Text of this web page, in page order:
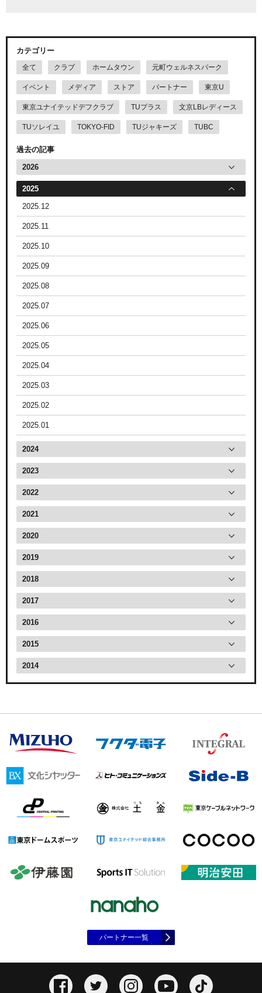
カテゴリー
全て クラブ ホームタウン 元町ウェルネスパーク
イベント メディア ストア パートナー 東京U
東京ユナイテッドデフクラブ TUプラス 文京LBレディース
TUソレイユ TOKYO-FID TUジャキーズ TUBC
過去の記事
2026
2025
2025.12
2025.11
2025.10
2025.09
2025.08
2025.07
2025.06
2025.05
2025.04
2025.03
2025.02
2025.01
2024
2023
2022
2021
2020
2019
2018
2017
2016
2015
2014
パートナー一覧